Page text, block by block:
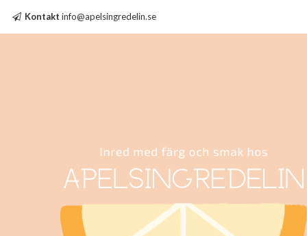
Kontakt info@apelsingredelin.se